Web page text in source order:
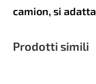
camion, si
Prodotti simili